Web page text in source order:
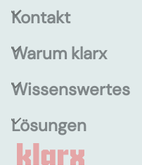
Kontakt
Warum klarx
Wissenswertes
Lösungen